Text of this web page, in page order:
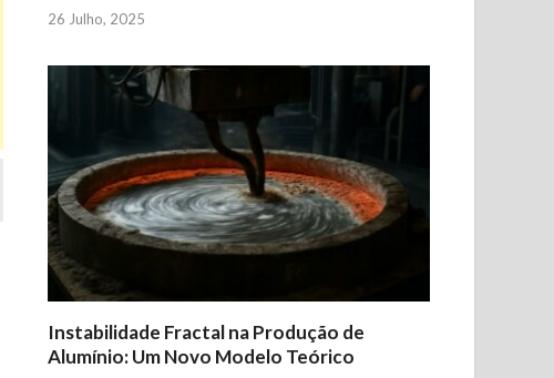
26 Julho, 2025
Instabilidade Fractal na Produção de
Alumínio: Um Novo Modelo Teórico